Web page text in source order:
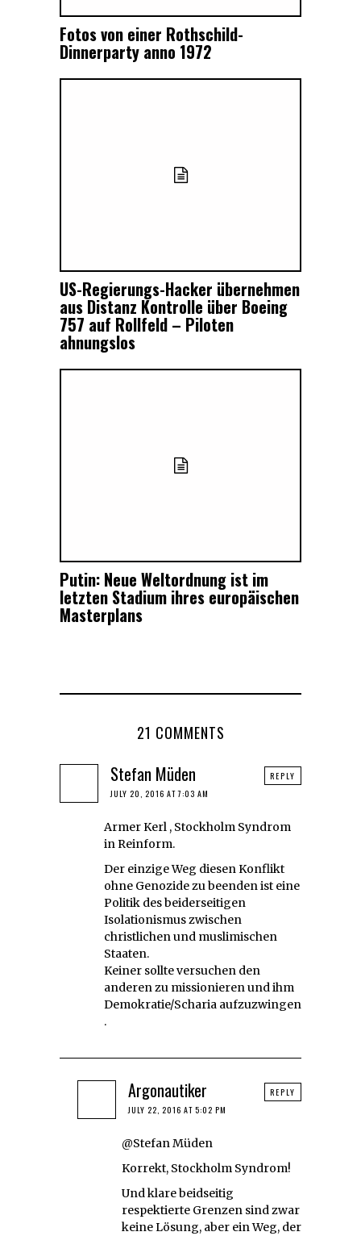
Fotos von einer Rothschild-
Dinnerparty anno 1972
US-Regierungs-Hacker übernehmen
aus Distanz Kontrolle über Boeing
757 auf Rollfeld – Piloten
ahnungslos
Putin: Neue Weltordnung ist im
letzten Stadium ihres europäischen
Masterplans
21 COMMENTS
Stefan Müden
JULY 20, 2016 AT 7:03 AM
Armer Kerl , Stockholm Syndrom
in Reinform.
Der einzige Weg diesen Konflikt
ohne Genozide zu beenden ist eine
Politik des beiderseitigen
Isolationismus zwischen
christlichen und muslimischen
Staaten.
Keiner sollte versuchen den
anderen zu missionieren und ihm
Demokratie/Scharia aufzuzwingen
.
REPLY
Argonautiker
JULY 22, 2016 AT 5:02 PM
@Stefan Müden
Korrekt, Stockholm Syndrom!
Und klare beidseitig
respektierte Grenzen sind zwar
keine Lösung, aber ein Weg, der
REPLY